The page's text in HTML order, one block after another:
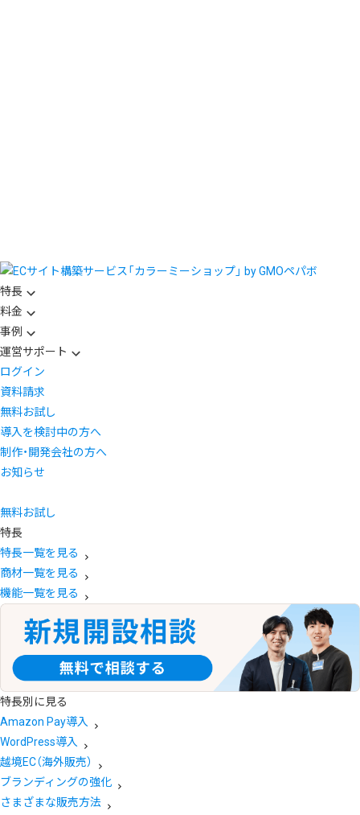
特長
料金
事例
運営サポート
ログイン
資料請求
無料お試し
導入を検討中の方へ
制作・開発会社の方へ
お知らせ
無料お試し
特長
特長一覧を見る
商材一覧を見る
機能一覧を見る
特長別に見る
Amazon Pay導入
WordPress導入
越境EC（海外販売）
ブランディングの強化
さまざまな販売方法